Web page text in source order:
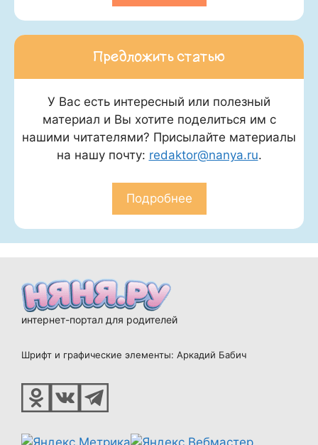
Предложить статью
У Вас есть интересный или полезный
материал и Вы хотите поделиться им с
нашими читателями? Присылайте материалы
на нашу почту: redaktor@nanya.ru.
Подробнее
интернет-портал для родителей
Шрифт и графические элементы: Аркадий Бабич